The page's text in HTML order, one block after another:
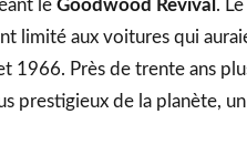
le Goodwood Revival .
limité aux voitures qui
1966. Près de trente ans
prestigieux de la planète,